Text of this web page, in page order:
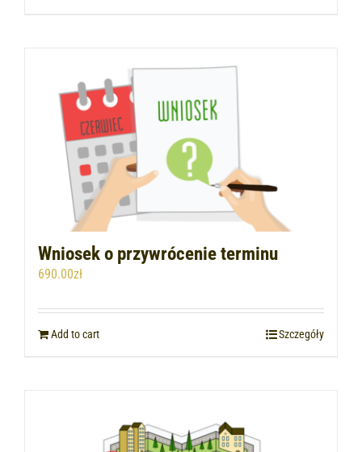
Wniosek o przywrócenie terminu
690.00zł
Add to cart Szczegóły